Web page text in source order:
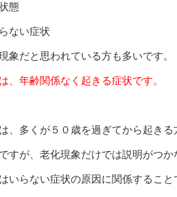
態
ない症状
象だと思われている方も多いです。
、年齢関係なく起きる症状です。
、多くが５０歳を過ぎてから起き
すが、老化現象だけでは説明がつか
いらない症状の原因に関係すること